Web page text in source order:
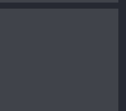
por atleta.